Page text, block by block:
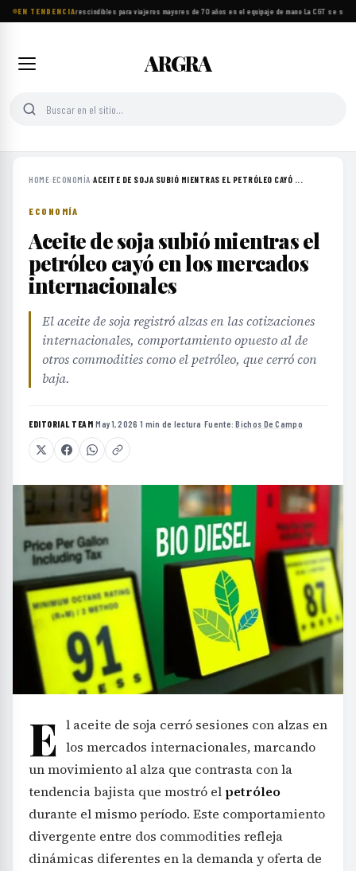
EN TENDENCIA
Ocho objetos imprescindibles para viajeros mayores de 70 años en el equipaje de mano·La CGT se
ARGRA
HOME›ECONOMÍA›ACEITE DE SOJA SUBIÓ MIENTRAS EL PETRÓLEO CAYÓ ...
ECONOMÍA
Aceite de soja subió mientras el
petróleo cayó en los mercados
internacionales
El aceite de soja registró alzas en las cotizaciones
internacionales, comportamiento opuesto al de
otros commodities como el petróleo, que cerró con
baja.
EDITORIAL TEAM·May 1, 2026 ·1 min de lectura ·Fuente:Bichos De Campo
E l aceite de soja cerró sesiones con alzas en
los mercados internacionales, marcando
un movimiento al alza que contrasta con la
tendencia bajista que mostró el petróleo
durante el mismo período. Este comportamiento
divergente entre dos commodities refleja
dinámicas diferentes en la demanda y oferta de